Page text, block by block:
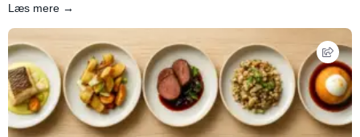
Læs mere →